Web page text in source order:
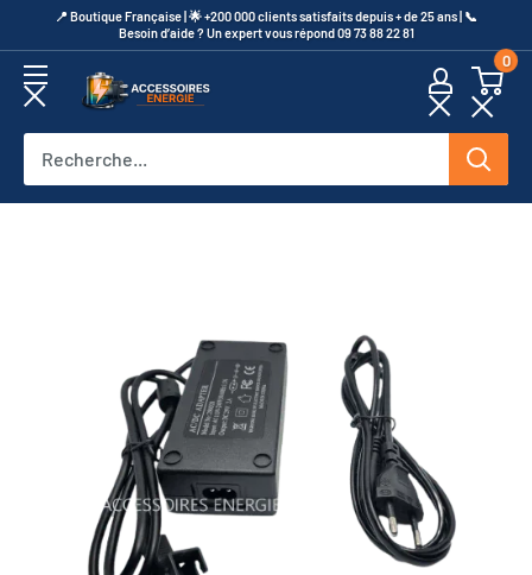
au
contenu
​📍​ Boutique Française | 🌟 +200 000 clients satisfaits depuis + de 25 ans | 📞​
Besoin d’aide ? Un expert vous répond 09 73 88 22 81
Accessoires
0